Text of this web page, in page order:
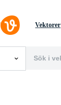
Vektorer